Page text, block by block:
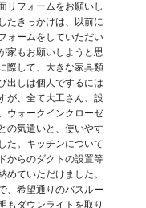
リフォームをお願いし
たきっかけは、以前に
ォームをしていただい
家もお願いしようと思
際して、大きな家具類
出しは個人でするには
が、全て大工さん、設
ウォークインクローゼ
の気遣いと、使いやす
た。キッチンについて
からのダクトの設置等
ていただけました。
、希望通りのバスルー
もダウンライトを取り